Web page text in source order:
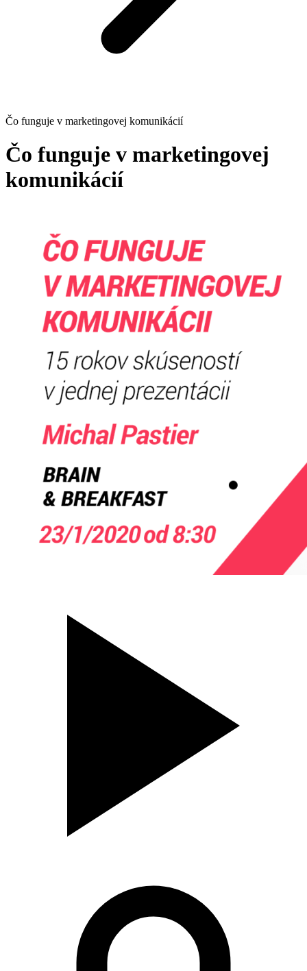
Čo funguje v marketingovej komunikácií
Čo funguje v marketingovej
komunikácií